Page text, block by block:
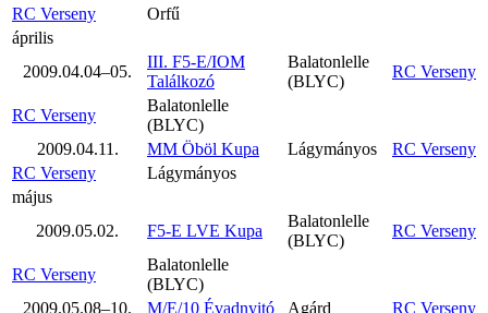
RC Verseny
Orfű
április
2009.04.04–05.
III. F5-E/IOM
Találkozó
Balatonlelle
(BLYC)
RC Verseny
RC Verseny
Balatonlelle
(BLYC)
2009.04.11.
MM Öböl Kupa Lágymányos
RC Verseny
RC Verseny
Lágymányos
május
2009.05.02.
F5-E LVE Kupa
Balatonlelle
(BLYC)
RC Verseny
RC Verseny
Balatonlelle
(BLYC)
2009.05.08–10.
M/E/10 Évadnyitó Agárd RC Verseny